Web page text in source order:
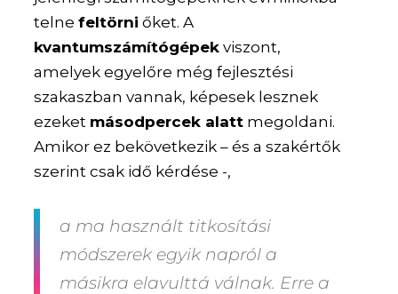
telnefeltörni őket. A
kvantumszámítógépek viszont,
amelyek egyelőre még fejlesztési
szakaszban vannak, képesek lesznek
ezeket másodpercek alatt megoldani.
Amikor ez bekövetkezik – és a szakértők
szerint csak idő kérdése -,
a ma használt titkosítási
módszerek egyik napról a
másikra elavulttá válnak. Erre a